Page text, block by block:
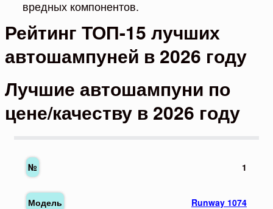
вредных компонентов.
Рейтинг ТОП-15 лучших
автошампуней в 2026 году
Лучшие автошампуни по
цене/качеству в 2026 году
1
Runway 1074